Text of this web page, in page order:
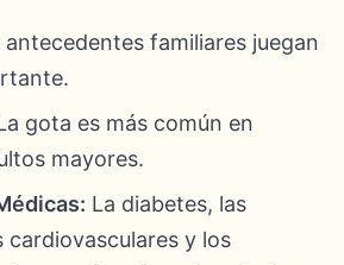
antecedentes familiares juegan
gota es más común en
mayores.
La diabetes, las
cardiovasculares y los